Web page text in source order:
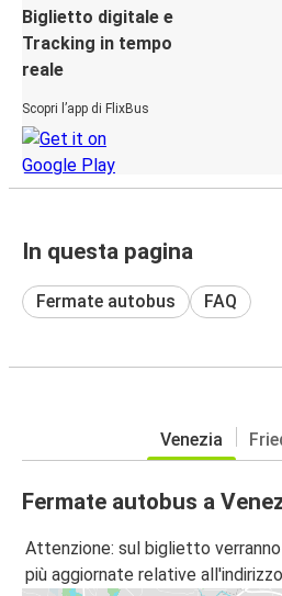
Biglietto digitale e
Tracking in tempo
reale
Scopri l’app di FlixBus
In questa pagina
Fermate autobus FAQ
Venezia
Fermate autobus a
Attenzione: sul biglietto
più aggiornate relative